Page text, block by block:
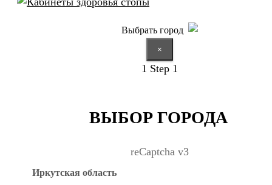
Выбрать город
×
1 Step 1
ВЫБОР ГОРОДА
reCaptcha v3
Иркутская область